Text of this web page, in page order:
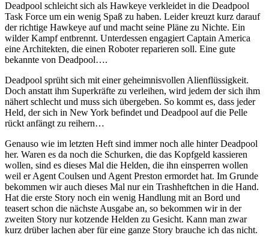
Deadpool schleicht sich als Hawkeye verkleidet in die Deadpool
Task Force um ein wenig Spaß zu haben. Leider kreuzt kurz darauf
der richtige Hawkeye auf und macht seine Pläne zu Nichte. Ein
wilder Kampf entbrennt. Unterdessen engagiert Captain America
eine Architekten, die einen Roboter reparieren soll. Eine gute
bekannte von Deadpool….
Deadpool sprüht sich mit einer geheimnisvollen Alienflüssigkeit.
Doch anstatt ihm Superkräfte zu verleihen, wird jedem der sich ihm
nähert schlecht und muss sich übergeben. So kommt es, dass jeder
Held, der sich in New York befindet und Deadpool auf die Pelle
rückt anfängt zu reihern…
Genauso wie im letzten Heft sind immer noch alle hinter Deadpool
her. Waren es da noch die Schurken, die das Kopfgeld kassieren
wollen, sind es dieses Mal die Helden, die ihn einsperren wollen
weil er Agent Coulsen und Agent Preston ermordet hat. Im Grunde
bekommen wir auch dieses Mal nur ein Trashheftchen in die Hand.
Hat die erste Story noch ein wenig Handlung mit an Bord und
teasert schon die nächste Ausgabe an, so bekommen wir in der
zweiten Story nur kotzende Helden zu Gesicht. Kann man zwar
kurz drüber lachen aber für eine ganze Story brauche ich das nicht.